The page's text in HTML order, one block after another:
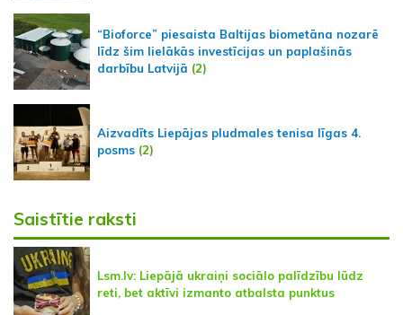
“Bioforce” piesaista Baltijas biometāna nozarē
līdz šim lielākās investīcijas un paplašinās
darbību Latvijā (2)
Aizvadīts Liepājas pludmales tenisa līgas 4.
posms (2)
Saistītie raksti
Lsm.lv: Liepājā ukraiņi sociālo palīdzību lūdz
reti, bet aktīvi izmanto atbalsta punktus